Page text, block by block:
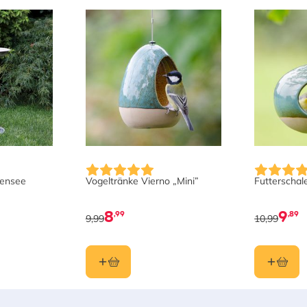
Vogeltränke Vierno „Mini”
8,99
9,99 9,89
10,99